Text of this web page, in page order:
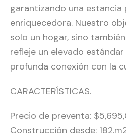
garantizando una estancia
enriquecedora. Nuestro
solo un hogar, sino
refleje un elevado
profunda conexión con la
CARACTERÍSTICAS.
Precio de preventa:
Construcción desde: